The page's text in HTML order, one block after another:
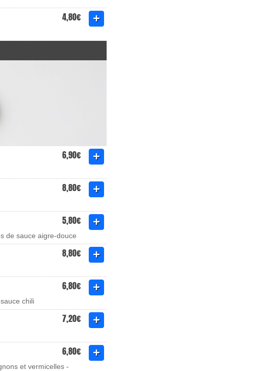
4,80€
6,90€
8,80€
5,80€
de sauce aigre-douce
8,80€
6,80€
chili
7,20€
6,80€
et vermicelles -